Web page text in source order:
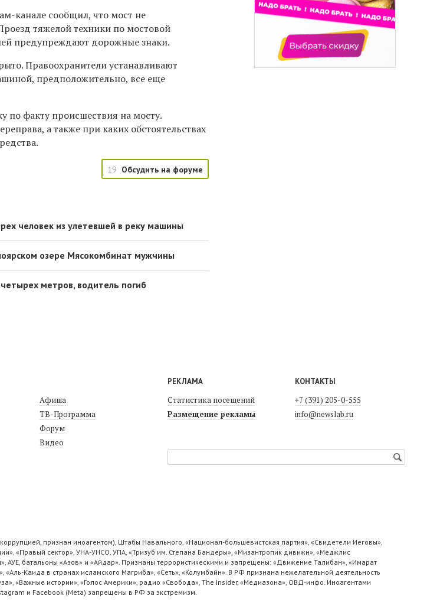
канале сообщил, что мост не
тяжелой техники по мостовой
предупреждают дорожные знаки.
Правоохранители устанавливают
предположительно, все еще
по факту происшествия на мосту.
а также при каких обстоятельствах
19 Обсудить на форуме
человек из улетевшей в реку машины
озере Мясокомбинат мужчины
метров, водитель погиб
Афиша
ТВ-Программа
Форум
Видео
РЕКЛАМА
Статистика посещений
Размещение рекламы
КОНТАКТЫ
+7 (391) 205-0-555
info@newslab.ru
признан иноагентом), Штабы Навального, «Национал-большевистская партия», «Свидетели Иеговы»,
«Правый сектор», УНА-УНСО, УПА, «Тризуб им. Степана Бандеры», «Мизантропик дивижн», «Меджлис
АУЕ, батальоны «Азов» и «Айдар». Признаны террористическими и запрещены: «Движение Талибан», «Имарат
Каида в странах исламского Магриба», «Сеть», «Колумбайн». В РФ признана нежелательной деятельность
«Важные истории», «Голос Америки», радио «Свобода», The Insider, «Медиазона», ОВД-инфо. Иноагентами
и Facebook (Metа) запрещены в РФ за экстремизм.